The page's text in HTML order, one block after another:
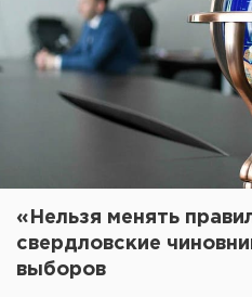
«Нельзя менять
свердловские
выборов